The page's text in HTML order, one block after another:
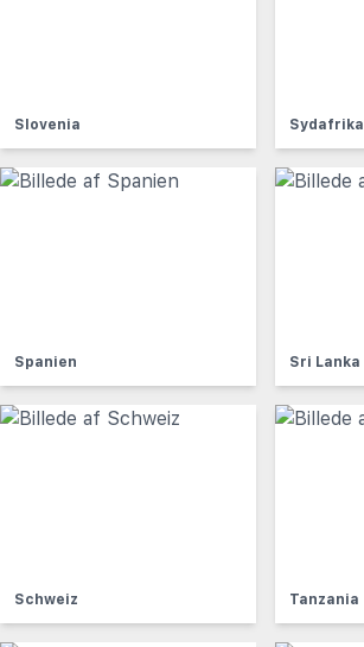
Slovenia Sydafrika
Spanien Sri Lanka
Schweiz Tanzania